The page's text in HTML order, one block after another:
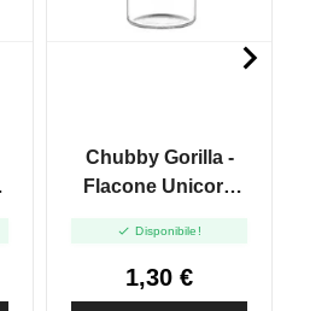
Chubby Gorilla -
Flacone Unicorn
 Disponibile!
1,30 €
